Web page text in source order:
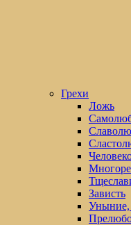
Грехи
Ложь
Зависть
Уныние,